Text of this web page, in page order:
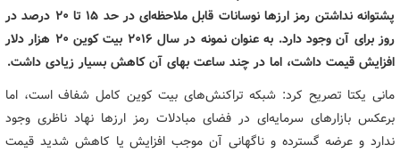
پشتوانه نداشتن رمز ارزها نوسانات قابل ملاحظه‌ای در حد ۱۵ تا ۲۰ درصد در
روز برای آن وجود دارد. به عنوان نمونه در سال ۲۰۱۶ بیت کوین ۲۰ هزار دلار
افزایش قیمت داشت، اما در چند ساعت بهای آن کاهش بسیار زیادی داشت.
مانی یکتا تصریح کرد: شبکه تراکنش‌های بیت کوین کامل شفاف است، اما
برعکس بازارهای سرمایه‌ای در فضای مبادلات رمز ارزها نهاد ناظری وجود
ندارد و عرضه گسترده و ناگهانی آن موجب افزایش یا کاهش شدید قیمت